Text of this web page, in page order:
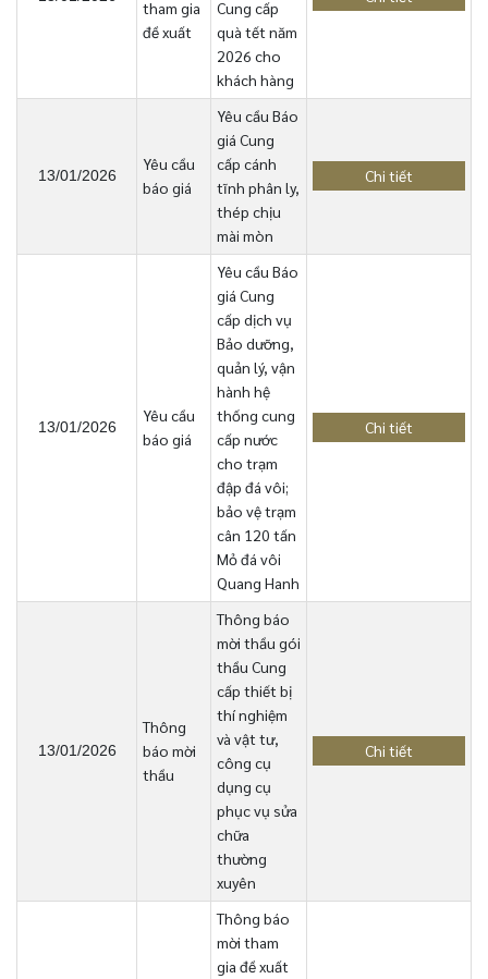
tham gia
đề xuất
Cung cấp
quà tết năm
2026 cho
khách hàng
13/01/2026
Yêu cầu
báo giá
Yêu cầu Báo
giá Cung
cấp cánh
tĩnh phân ly,
thép chịu
mài mòn
Chi tiết
13/01/2026
Yêu cầu
báo giá
Yêu cầu Báo
giá Cung
cấp dịch vụ
Bảo dưỡng,
quản lý, vận
hành hệ
thống cung
cấp nước
cho trạm
đập đá vôi;
bảo vệ trạm
cân 120 tấn
Mỏ đá vôi
Quang Hanh
Chi tiết
13/01/2026
Thông
báo mời
thầu
Thông báo
mời thầu gói
thầu Cung
cấp thiết bị
thí nghiệm
và vật tư,
công cụ
dụng cụ
phục vụ sửa
chữa
thường
xuyên
Chi tiết
Thông báo
mời tham
gia đề xuất